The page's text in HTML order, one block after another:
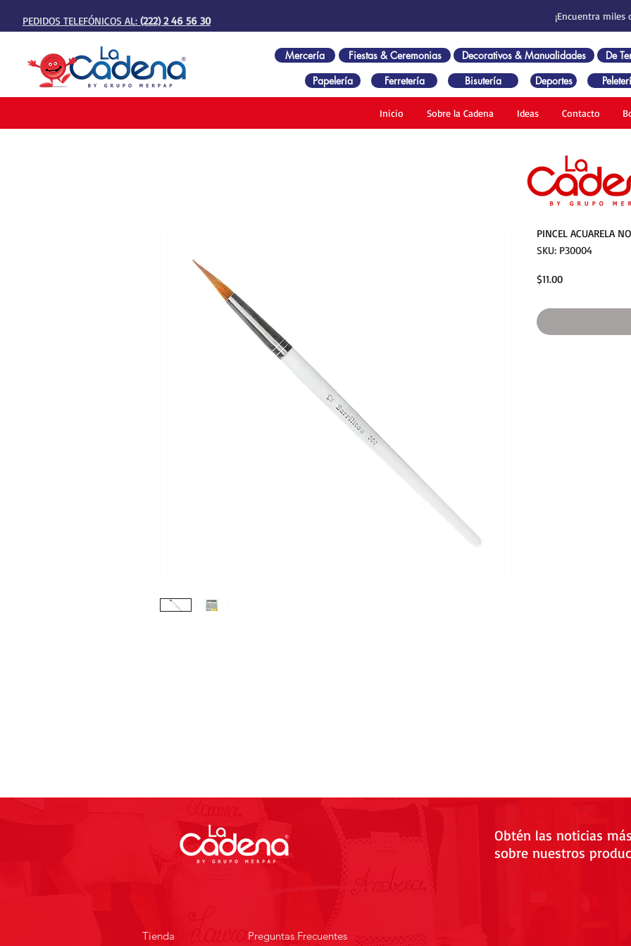
PEDIDOS TELEFÓNICOS AL: (222) 2 46 56 30 ¡Encuentra
Mercería Fiestas & Ceremonias Decorativos & Manualidades De
Papelería
Ferretería Bisutería Deportes
Inicio Sobre la Cadena Ideas Contacto
PINCEL ACUARELA
SKU: P30004
$11.00Precio
Tienda Preguntas Frecuentes
Obtén las noticias
sobre nuestros